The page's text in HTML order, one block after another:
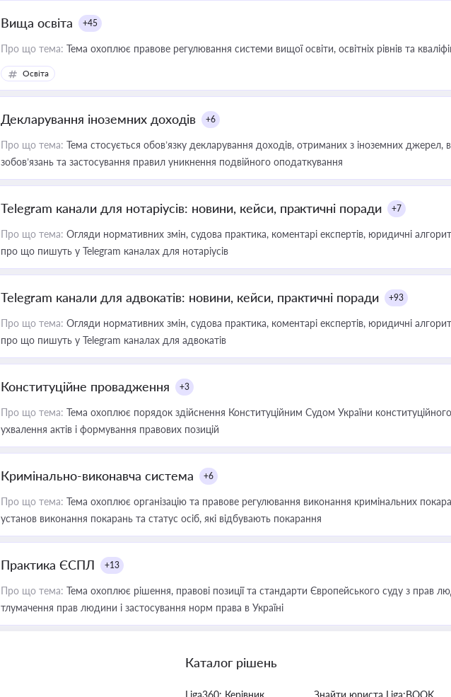
Вища освіта +45
Про що тема: Тема охоплює правове регулювання системи вищої освіти, освітніх рівнів та
Освіта
Декларування іноземних доходів +6
Про що тема: Тема стосується обов’язку декларування доходів, отриманих з іноземних джерел,
зобов’язань та застосування правил уникнення подвійного оподаткування
Telegram канали для нотаріусів: новини, кейси, практичні поради +7
Про що тема: Огляди нормативних змін, судова практика, коментарі експертів, юридичні
про що пишуть у Telegram каналах для нотаріусів
Telegram канали для адвокатів: новини, кейси, практичні поради +93
Про що тема: Огляди нормативних змін, судова практика, коментарі експертів, юридичні
про що пишуть у Telegram каналах для адвокатів
Конституційне провадження +3
Про що тема: Тема охоплює порядок здійснення Конституційним Судом України
ухвалення актів і формування правових позицій
Кримінально-виконавча система +6
Про що тема: Тема охоплює організацію та правове регулювання виконання кримінальних
установ виконання покарань та статус осіб, які відбувають покарання
Практика ЄСПЛ +13
Про що тема: Тема охоплює рішення, правові позиції та стандарти Європейського суду з прав
тлумачення прав людини і застосування норм права в Україні
Каталог рішень
Liga360: Керівник Знайти юриста Liga:BOOK